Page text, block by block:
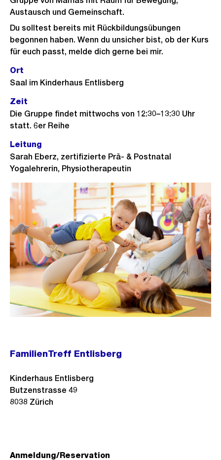
Austausch und Gemeinschaft.
Du solltest bereits mit Rückbildungsübungen
begonnen haben. Wenn du unsicher bist, ob der Kurs
für euch passt, melde dich gerne bei mir.
Ort
Saal im Kinderhaus Entlisberg
Zeit
Die Gruppe findet mittwochs von 12:30–13:30 Uhr
statt. 6er Reihe
Leitung
Sarah Eberz, zertifizierte Prä- & Postnatal
Yogalehrerin, Physiotherapeutin
FamilienTreff Entlisberg
Kinderhaus Entlisberg
Butzenstrasse 49
8038 Zürich
Anmeldung/Reservation